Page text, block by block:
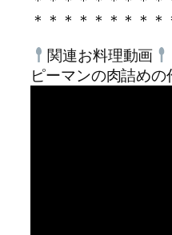
＊＊＊＊＊＊＊＊＊
関連お料理動画
ピーマンの肉詰めの